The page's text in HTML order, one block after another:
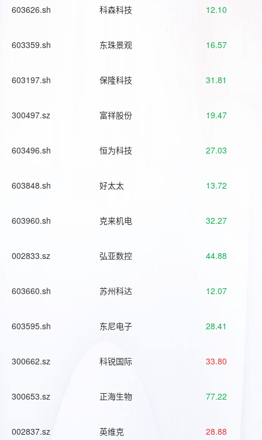
603626.sh 科森科技 12.10
603359.sh 东珠景观 16.57
603197.sh 保隆科技 31.81
300497.sz 富祥股份 19.47
603496.sh 恒为科技 27.03
603848.sh 好太太 13.72
603960.sh 克来机电 32.27
002833.sz 弘亚数控 44.88
603660.sh 苏州科达 12.07
603595.sh 东尼电子 28.41
300662.sz 科锐国际 33.80
300653.sz 正海生物 77.22
002837.sz 英维克 28.88